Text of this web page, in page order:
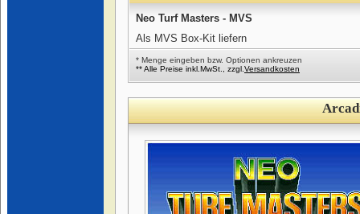
Neo Turf Masters - MVS
Als MVS Box-Kit liefern
* Menge eingeben bzw. Optionen ankreuzen
** Alle Preise inkl.MwSt., zzgl. Versandkosten